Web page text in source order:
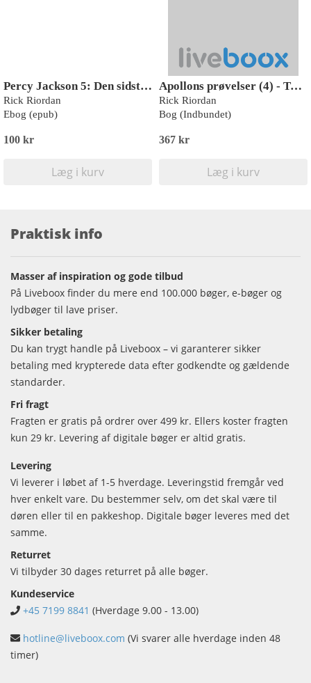
Percy Jackson 5: Den sidste olymper
Rick Riordan
Ebog (epub)
100 kr
Læg i kurv
Apollons prøvelser (4) - Tyrannens gravkammer
Rick Riordan
Bog (Indbundet)
367 kr
Læg i kurv
Praktisk info
Masser af inspiration og gode tilbud
På Liveboox finder du mere end 100.000 bøger, e-bøger og
lydbøger til lave priser.
Sikker betaling
Du kan trygt handle på Liveboox – vi garanterer sikker
betaling med krypterede data efter godkendte og gældende
standarder.
Fri fragt
Fragten er gratis på ordrer over 499 kr. Ellers koster fragten
kun 29 kr. Levering af digitale bøger er altid gratis.
Levering
Vi leverer i løbet af 1-5 hverdage. Leveringstid fremgår ved
hver enkelt vare. Du bestemmer selv, om det skal være til
døren eller til en pakkeshop. Digitale bøger leveres med det
samme.
Returret
Vi tilbyder 30 dages returret på alle bøger.
Kundeservice
+45 7199 8841 (Hverdage 9.00 - 13.00)
hotline@liveboox.com (Vi svarer alle hverdage inden 48
timer)